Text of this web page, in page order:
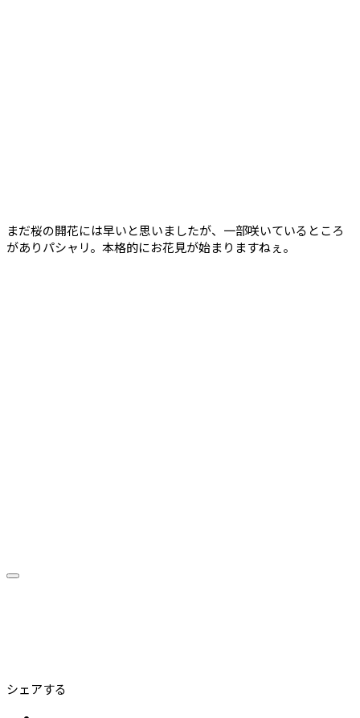
まだ桜の開花には早いと思いましたが、一部咲いているところ
がありパシャリ。本格的にお花見が始まりますねぇ。
シェアする